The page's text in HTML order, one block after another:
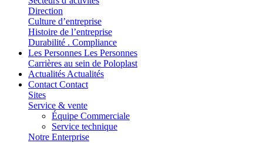
Direction
Culture d’entreprise
Histoire de l’entreprise
Durabilité . Compliance
Les Personnes Les Personnes
Carrières au sein de Poloplast
Actualités Actualités
Contact Contact
Sites
Service & vente
Équipe Commerciale
Service technique
Notre Enterprise